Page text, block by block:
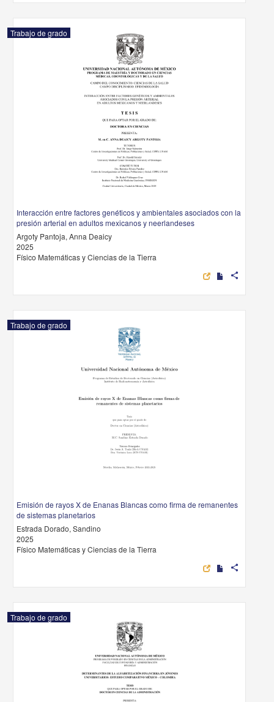
Trabajo de grado
Interacción entre factores genéticos y ambientales asociados con la
presión arterial en adultos mexicanos y neerlandeses
Argoty Pantoja, Anna Deaicy
2025
Físico Matemáticas y Ciencias de la Tierra
share
Trabajo de grado
Emisión de rayos X de Enanas Blancas como firma de remanentes
de sistemas planetarios
Estrada Dorado, Sandino
2025
Físico Matemáticas y Ciencias de la Tierra
share
Trabajo de grado